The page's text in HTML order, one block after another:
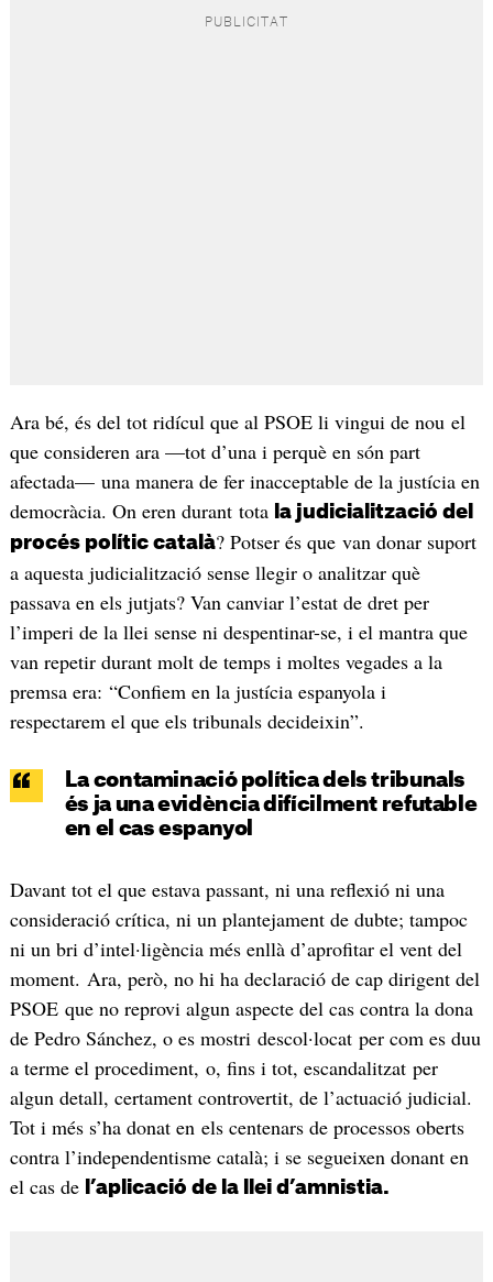
Ara bé, és del tot ridícul que al PSOE li vingui de nou el
que consideren ara —tot d’una i perquè en són part
afectada— una manera de fer inacceptable de la justícia en
democràcia. On eren durant tota la judicialització del
procés polític català? Potser és que van donar suport
a aquesta judicialització sense llegir o analitzar què
passava en els jutjats? Van canviar l’estat de dret per
l’imperi de la llei sense ni despentinar-se, i el mantra que
van repetir durant molt de temps i moltes vegades a la
premsa era: “Confiem en la justícia espanyola i
respectarem el que els tribunals decideixin”.
La contaminació política dels tribunals
és ja una evidència difícilment refutable
en el cas espanyol
Davant tot el que estava passant, ni una reflexió ni una
consideració crítica, ni un plantejament de dubte; tampoc
ni un bri d’intel·ligència més enllà d’aprofitar el vent del
moment. Ara, però, no hi ha declaració de cap dirigent del
PSOE que no reprovi algun aspecte del cas contra la dona
de Pedro Sánchez, o es mostri descol·locat per com es duu
a terme el procediment, o, fins i tot, escandalitzat per
algun detall, certament controvertit, de l’actuació judicial.
Tot i més s’ha donat en els centenars de processos oberts
contra l’independentisme català; i se segueixen donant en
el cas de l’aplicació de la llei d’amnistia.